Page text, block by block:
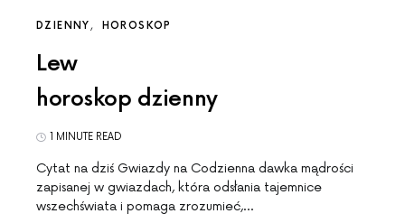
DZIENNY HOROSKOP
Lew
horoskop dzienny
1 MINUTE READ
Cytat na dziś Gwiazdy na Codzienna dawka mądrości
zapisanej w gwiazdach, która odsłania tajemnice
wszechświata i pomaga zrozumieć,…